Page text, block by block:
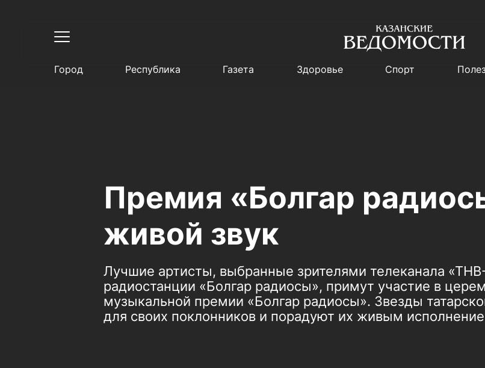
Город Республика Газета Здоровье Спорт
Премия «Болгар
живой звук
Лучшие артисты, выбранные зрителями телеканала
радиостанции «Болгар радиосы», примут участие в
музыкальной премии «Болгар радиосы». Звезды
для своих поклонников и порадуют их живым